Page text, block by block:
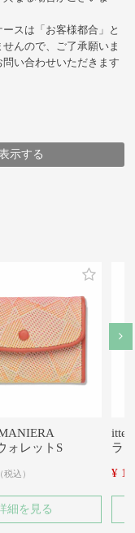
スは「お客様都合」と
んので、ご了承願いま
い合わせいただきます
示する
ォレットS
税込
細を見る
ラ
¥